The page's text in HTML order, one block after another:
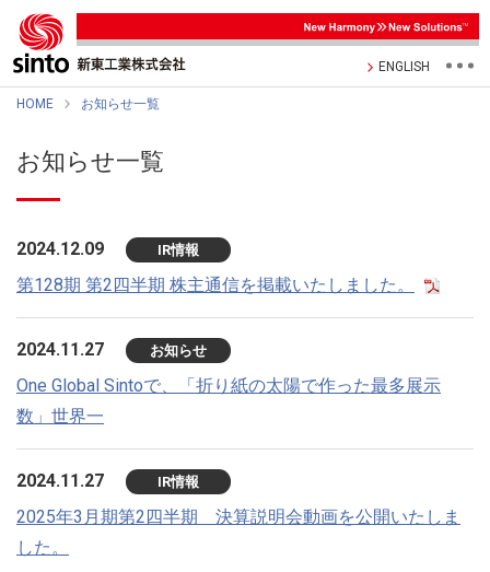
ENGLISH
HOME お知らせ一覧
お知らせ一覧
2024.12.09 IR情報
第128期 第2四半期 株主通信を掲載いたしました。
2024.11.27 お知らせ
One Global Sintoで、「折り紙の太陽で作った最多展示
数」世界一
2024.11.27 IR情報
2025年3月期第2四半期 決算説明会動画を公開いたしま
した。